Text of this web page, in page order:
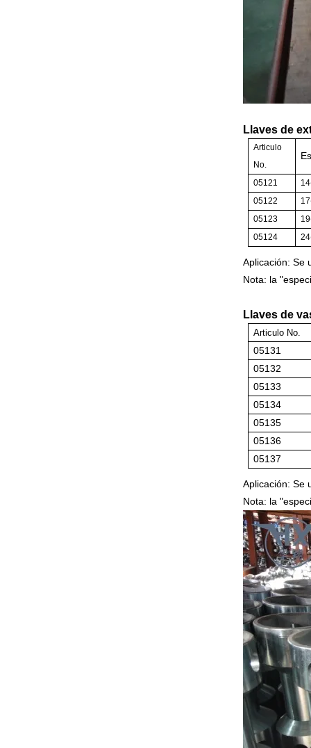
Llaves de
Articulo
No.
05121
05122
05123
05124
Aplicación: Se
Nota: la
Llaves de
Articulo No.
05131
05132
05133
05134
05135
05136
05137
Aplicación: Se
Nota: la